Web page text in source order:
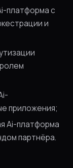
платформа с
и
приложения;
Ai-платформа
партнёра.